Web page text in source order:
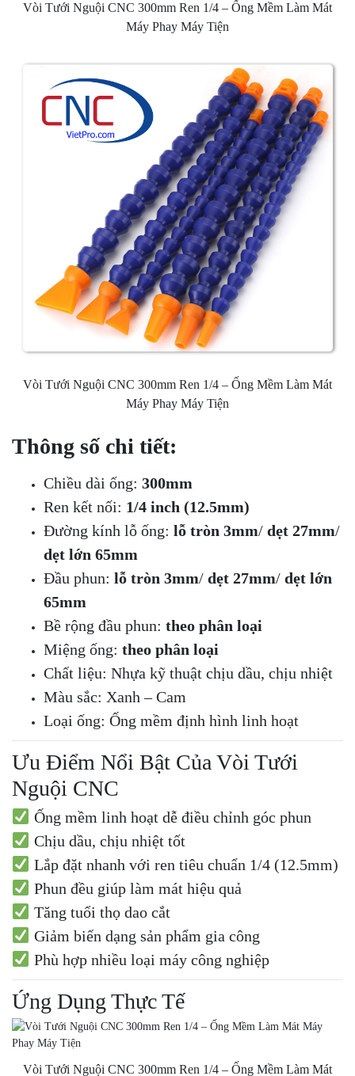
Vòi Tưới Nguội CNC 300mm Ren 1/4 – Ống Mềm Làm Mát
Máy Phay Máy Tiện
Vòi Tưới Nguội CNC 300mm Ren 1/4 – Ống Mềm Làm Mát
Máy Phay Máy Tiện
Thông số chi tiết:
Chiều dài ống: 300mm
Ren kết nối: 1/4 inch (12.5mm)
Đường kính lỗ ống: lỗ tròn 3mm/ dẹt 27mm/
dẹt lớn 65mm
Đầu phun: lỗ tròn 3mm/ dẹt 27mm/ dẹt lớn
65mm
Bề rộng đầu phun: theo phân loại
Miệng ống: theo phân loại
Chất liệu: Nhựa kỹ thuật chịu dầu, chịu nhiệt
Màu sắc: Xanh – Cam
Loại ống: Ống mềm định hình linh hoạt
Ưu Điểm Nổi Bật Của Vòi Tưới
Nguội CNC
Ống mềm linh hoạt dễ điều chỉnh góc phun
Chịu dầu, chịu nhiệt tốt
Lắp đặt nhanh với ren tiêu chuẩn 1/4 (12.5mm)
Phun đều giúp làm mát hiệu quả
Tăng tuổi thọ dao cắt
Giảm biến dạng sản phẩm gia công
Phù hợp nhiều loại máy công nghiệp
Ứng Dụng Thực Tế
Vòi Tưới Nguội CNC 300mm Ren 1/4 – Ống Mềm Làm Mát